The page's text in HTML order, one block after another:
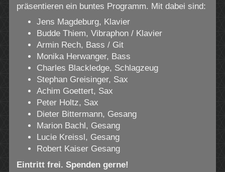
präsentieren ein buntes Programm. Mit dabei sind:
Jens Magdeburg, Klavier
Budde Thiem, Vibraphon / Klavier
Armin Rech, Bass / Git
Monika Herwanger, Bass
Charles Blackledge, Schlagzeug
Stephan Greisinger, Sax
Achim Goettert, Sax
Peter Holtz, Sax
Dieter Bittermann, Gesang
Marion Bachl, Gesang
Lucie Kreissl, Gesang
Robert Kaiser Gesang
Eintritt frei. Spenden gerne!